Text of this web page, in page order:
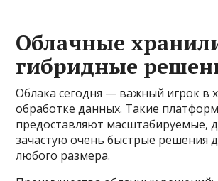
Облачные
гибридные
Облака сегодня — важный игрок в
обработке данных. Такие
предоставляют масштабируемые,
зачастую очень быстрые решения
любого размера.